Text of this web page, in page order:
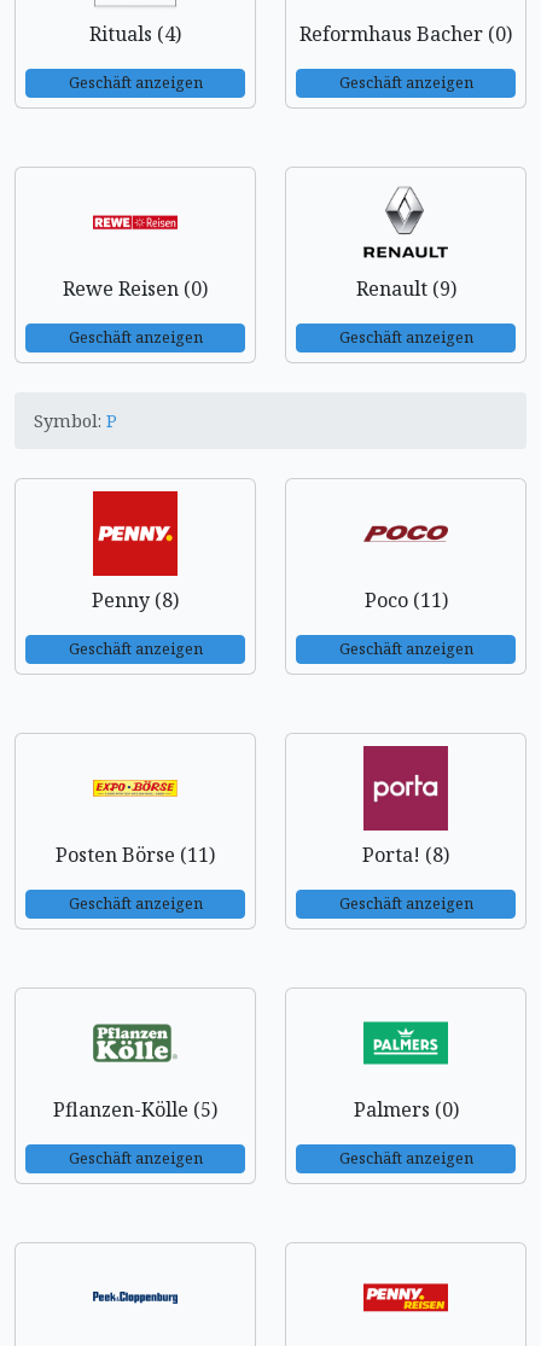
Rituals (4)
Geschäft anzeigen
Reformhaus Bacher (0)
Geschäft anzeigen
Rewe Reisen (0)
Geschäft anzeigen
Renault (9)
Geschäft anzeigen
Symbol: P
Penny (8)
Geschäft anzeigen
Poco (11)
Geschäft anzeigen
Posten Börse (11)
Geschäft anzeigen
Porta! (8)
Geschäft anzeigen
Pflanzen-Kölle (5)
Geschäft anzeigen
Palmers (0)
Geschäft anzeigen